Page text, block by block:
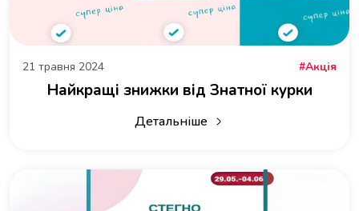
21 травня 2024 Акція
Найкращі знижки від Знатної курки
Детальніше
про Найкращі знижки від Знатної